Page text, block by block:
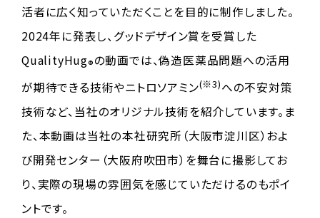
活者に広く知っていただくことを目的に制作しました。
2024年に発表し、グッドデザイン賞を受賞した
QualityHug®の動画では、偽造医薬品問題への活用
が期待できる技術やニトロソアミン(※3)への不安対策
技術など、当社のオリジナル技術を紹介しています。ま
た、本動画は当社の本社研究所（大阪市淀川区）およ
び開発センター（大阪府吹田市）を舞台に撮影してお
り、実際の現場の雰囲気を感じていただけるのもポイ
ントです。